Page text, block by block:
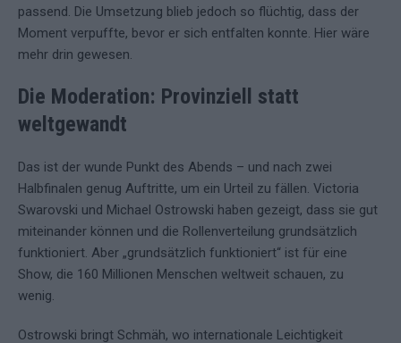
passend. Die Umsetzung blieb jedoch so flüchtig, dass der
Moment verpuffte, bevor er sich entfalten konnte. Hier wäre
mehr drin gewesen.
Die Moderation: Provinziell statt
weltgewandt
Das ist der wunde Punkt des Abends – und nach zwei
Halbfinalen genug Auftritte, um ein Urteil zu fällen. Victoria
Swarovski und Michael Ostrowski haben gezeigt, dass sie gut
miteinander können und die Rollenverteilung grundsätzlich
funktioniert. Aber „grundsätzlich funktioniert“ ist für eine
Show, die 160 Millionen Menschen weltweit schauen, zu
wenig.
Ostrowski bringt Schmäh, wo internationale Leichtigkeit